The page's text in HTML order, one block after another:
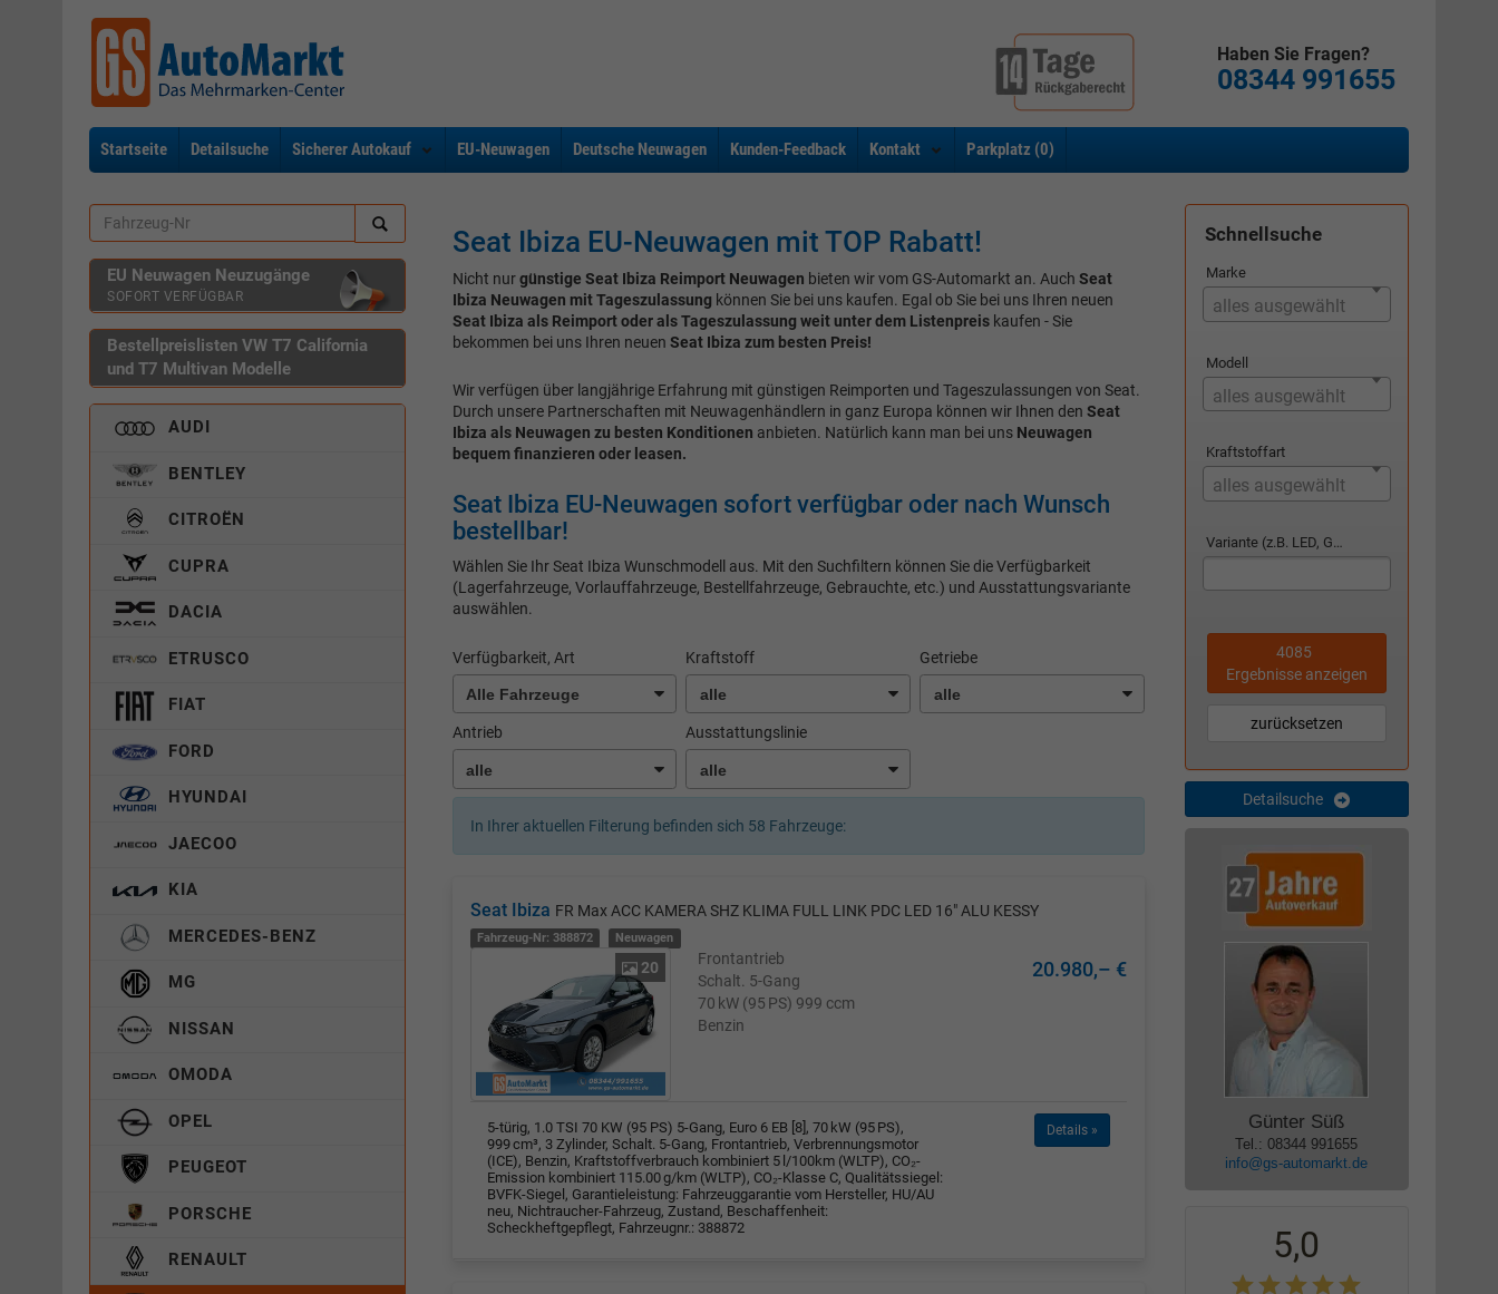
Haben Sie Fragen?
08344 991655
Startseite Detailsuche Sicherer Autokauf EU-Neuwagen Deutsche Neuwagen Kunden-Feedback Kontakt Parkplatz (0)
Seat Ibiza EU-Neuwagen mit TOP Rabatt!
Nicht nurgünstige Seat Ibiza Reimport Neuwagen bieten wir vom GS-Automarkt an. Auch Seat
Ibiza Neuwagen mit Tageszulassung können Sie bei uns kaufen. Egal ob Sie bei uns Ihren neuen
Seat Ibiza als Reimport oder als Tageszulassung weit unter dem Listenpreiskaufen - Sie
bekommen bei uns Ihren neuen Seat Ibiza zum besten Preis!
Wir verfügen über langjährige Erfahrung mit günstigen Reimporten und Tageszulassungen von Seat.
Durch unsere Partnerschaften mit Neuwagenhändlern in ganz Europa können wir Ihnen den Seat
Ibiza als Neuwagen zu besten Konditionen anbieten. Natürlich kann man bei uns Neuwagen
bequem finanzieren oder leasen.
Seat Ibiza EU-Neuwagen sofort verfügbar oder nach Wunsch
bestellbar!
Wählen Sie Ihr Seat Ibiza Wunschmodell aus. Mit den Suchfiltern können Sie die Verfügbarkeit
(Lagerfahrzeuge, Vorlauffahrzeuge, Bestellfahrzeuge, Gebrauchte, etc.) und Ausstattungsvariante
auswählen.
Verfügbarkeit, Art Kraftstoff Getriebe
Antrieb Ausstattungslinie
In Ihrer aktuellen Filterung befinden sich 58 Fahrzeuge:
Seat Ibiza FR Max ACC KAMERA SHZ KLIMA FULL LINK PDC LED 16" ALU KESSY
Fahrzeug-Nr: 388872 Neuwagen
20
Frontantrieb
Schalt. 5-Gang
70 kW (95 PS) 999 ccm
Benzin
20.980,– €
5-türig, 1.0 TSI 70 KW (95 PS) 5-Gang, Euro 6 EB [8], 70 kW (95 PS),
999 cm³, 3 Zylinder, Schalt. 5-Gang, Frontantrieb, Verbrennungsmotor
(ICE), Benzin, Kraftstoffverbrauch kombiniert 5 l/100km (WLTP), CO₂-
Emission kombiniert 115.00 g/km (WLTP), CO₂-Klasse C, Qualitätssiegel:
BVFK-Siegel, Garantieleistung: Fahrzeuggarantie vom Hersteller, HU/AU
neu, Nichtraucher-Fahrzeug, Zustand, Beschaffenheit:
Scheckheftgepflegt, Fahrzeugnr.: 388872
Details »
EU Neuwagen Neuzugänge
SOFORT VERFÜGBAR
Bestellpreislisten VW T7 California
und T7 Multivan Modelle
AUDI
BENTLEY
CITROËN
CUPRA
DACIA
ETRUSCO
FIAT
FORD
HYUNDAI
JAECOO
KIA
MERCEDES-BENZ
MG
NISSAN
OMODA
OPEL
PEUGEOT
PORSCHE
RENAULT
Schnellsuche
Marke
alles ausgewählt
Modell
alles ausgewählt
Kraftstoffart
alles ausgewählt
Variante (z.B. LED, GTI, Facelift...)
4085
Ergebnisse anzeigen
zurücksetzen
Detailsuche
Günter Süß
Tel.: 08344 991655
info@gs-automarkt.de
5,0